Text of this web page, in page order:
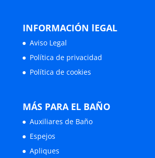
INFORMACIÓN lEGAL
Aviso Legal
Política de privacidad
Política de cookies
MÁS PARA EL BAÑO
Auxiliares de Baño
Espejos
Apliques